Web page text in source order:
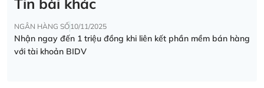
Tin bài khác
NGÂN HÀNG SỐ10/11/2025
Nhận ngay đến 1 triệu đồng khi liên kết phần mềm bán hàng
với tài khoản BIDV